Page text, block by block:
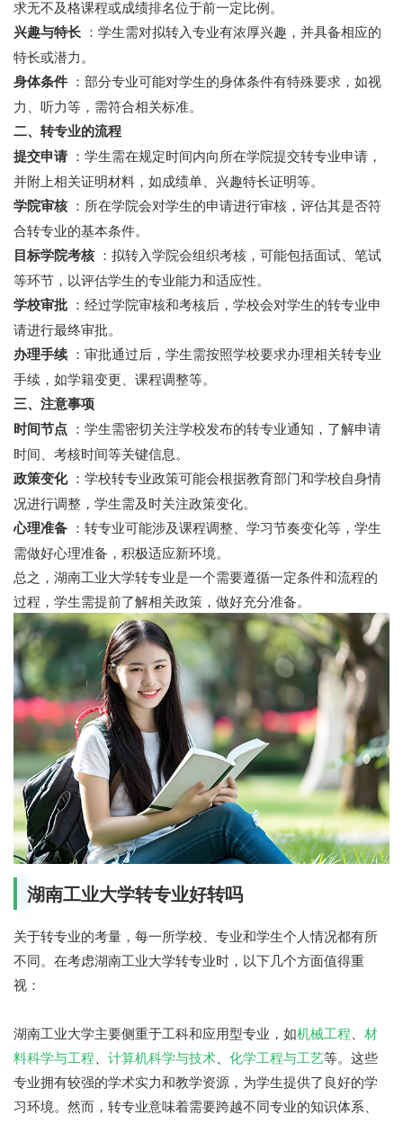
求无不及格课程或成绩排名位于前一定比例。
兴趣与特长 ：学生需对拟转入专业有浓厚兴趣，并具备相应的
特长或潜力。
身体条件 ：部分专业可能对学生的身体条件有特殊要求，如视
力、听力等，需符合相关标准。
二、转专业的流程
提交申请 ：学生需在规定时间内向所在学院提交转专业申请，
并附上相关证明材料，如成绩单、兴趣特长证明等。
学院审核 ：所在学院会对学生的申请进行审核，评估其是否符
合转专业的基本条件。
目标学院考核 ：拟转入学院会组织考核，可能包括面试、笔试
等环节，以评估学生的专业能力和适应性。
学校审批 ：经过学院审核和考核后，学校会对学生的转专业申
请进行最终审批。
办理手续 ：审批通过后，学生需按照学校要求办理相关转专业
手续，如学籍变更、课程调整等。
三、注意事项
时间节点 ：学生需密切关注学校发布的转专业通知，了解申请
时间、考核时间等关键信息。
政策变化 ：学校转专业政策可能会根据教育部门和学校自身情
况进行调整，学生需及时关注政策变化。
心理准备 ：转专业可能涉及课程调整、学习节奏变化等，学生
需做好心理准备，积极适应新环境。
总之，湖南工业大学转专业是一个需要遵循一定条件和流程的
过程，学生需提前了解相关政策，做好充分准备。
湖南工业大学转专业好转吗
关于转专业的考量，每一所学校、专业和学生个人情况都有所
不同。在考虑湖南工业大学转专业时，以下几个方面值得重
视：
湖南工业大学主要侧重于工科和应用型专业，如机械工程
材
料科学与工程
计算机科学与技术 化学工程与工艺等。这些
专业拥有较强的学术实力和教学资源，为学生提供了良好的学
习环境。然而，转专业意味着需要跨越不同专业的知识体系、